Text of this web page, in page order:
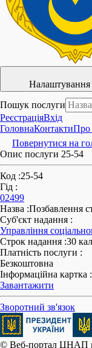
Налаштування
Пошук послуги
РеєстраціяВхід
ГоловнаКонтакти
Повернутися на
Опис послуги 25-54
Код :25-54
Гід :
02499
Назва :Позбавлення
Суб'єкт надання :
Управління
Строк надання :30
Платність послуги :
Безкоштовна
Інформаційна картка :
Завантажити
Зворотний зв'язок
© Веб-портал ЦНАП